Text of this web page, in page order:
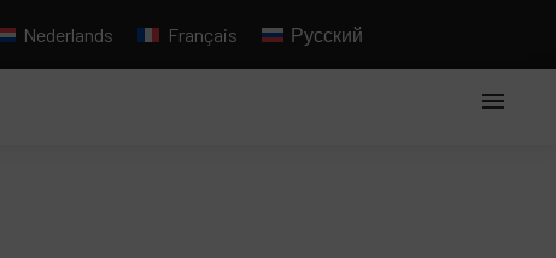
Nederlands Français Русский